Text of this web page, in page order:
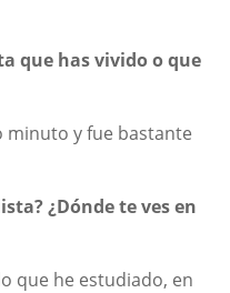
que has vivido o que
minuto y fue bastante
¿Dónde te ves en
que he estudiado, en